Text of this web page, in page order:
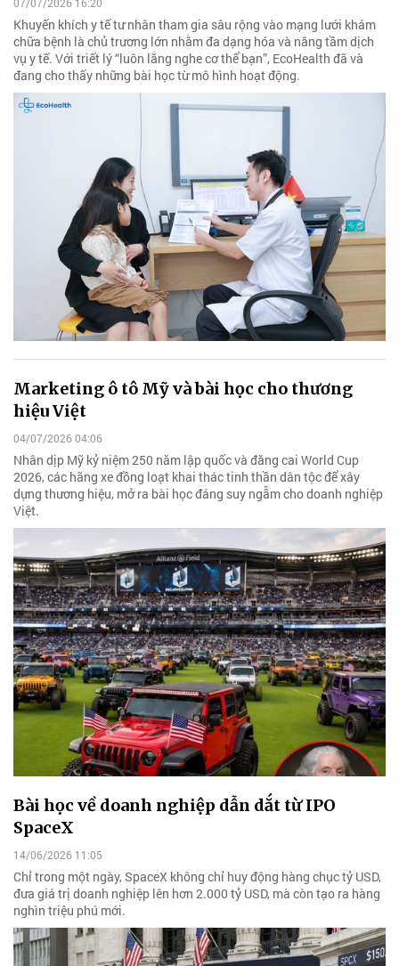
Khuyến khích y tế tư nhân tham gia sâu rộng vào mạng lưới khám
chữa bệnh là chủ trương lớn nhằm đa dạng hóa và nâng tầm dịch
vụ y tế. Với triết lý “luôn lắng nghe cơ thể bạn”, EcoHealth đã và
đang cho thấy những bài học từ mô hình hoạt động.
Marketing ô tô Mỹ và bài học cho thương
hiệu Việt
04/07/2026 04:06
Nhân dịp Mỹ kỷ niệm 250 năm lập quốc và đăng cai World Cup
2026, các hãng xe đồng loạt khai thác tinh thần dân tộc để xây
dựng thương hiệu, mở ra bài học đáng suy ngẫm cho doanh nghiệp
Việt.
Bài học về doanh nghiệp dẫn dắt từ IPO
SpaceX
14/06/2026 11:05
Chỉ trong một ngày, SpaceX không chỉ huy động hàng chục tỷ USD,
đưa giá trị doanh nghiệp lên hơn 2.000 tỷ USD, mà còn tạo ra hàng
nghìn triệu phú mới.